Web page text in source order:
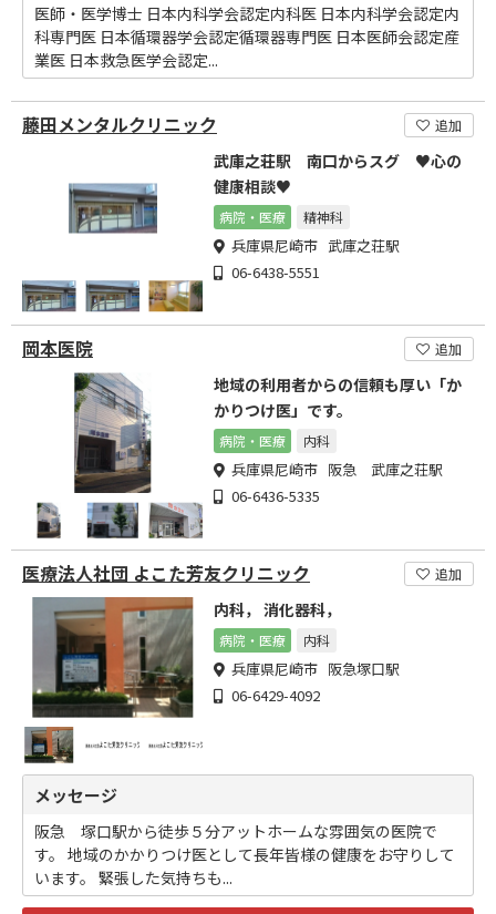
医師・医学博士 日本内科学会認定内科医 日本内科学会認定内
科専門医 日本循環器学会認定循環器専門医 日本医師会認定産
業医 日本救急医学会認定...
藤田メンタルクリニック 追加
武庫之荘駅 南口からスグ ♥心の
健康相談♥
病院・医療 精神科
兵庫県尼崎市 武庫之荘駅
06-6438-5551
岡本医院 追加
地域の利用者からの信頼も厚い「か
かりつけ医」です。
病院・医療 内科
兵庫県尼崎市 阪急 武庫之荘駅
06-6436-5335
医療法人社団 よこた芳友クリニック 追加
内科， 消化器科，
病院・医療 内科
兵庫県尼崎市 阪急塚口駅
06-6429-4092
メッセージ
阪急 塚口駅から徒歩５分アットホームな雰囲気の医院で
す。 地域のかかりつけ医として長年皆様の健康をお守りして
います。 緊張した気持ちも...